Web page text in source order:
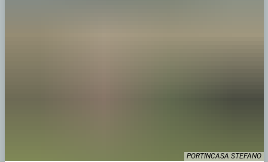
PORTINCASA STEFANO